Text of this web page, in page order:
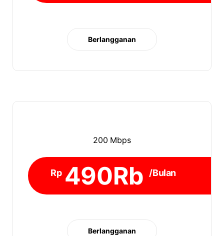
Berlangganan
200 Mbps
Rp 490Rb /Bulan
Berlangganan